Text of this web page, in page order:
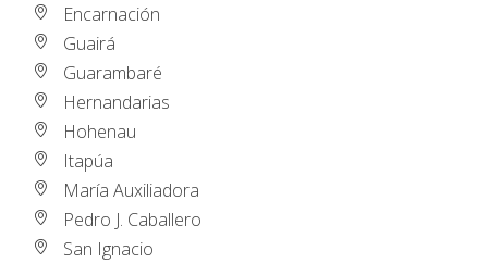
Encarnación
Guairá
Guarambaré
Hernandarias
Hohenau
Itapúa
María Auxiliadora
Pedro J. Caballero
San Ignacio